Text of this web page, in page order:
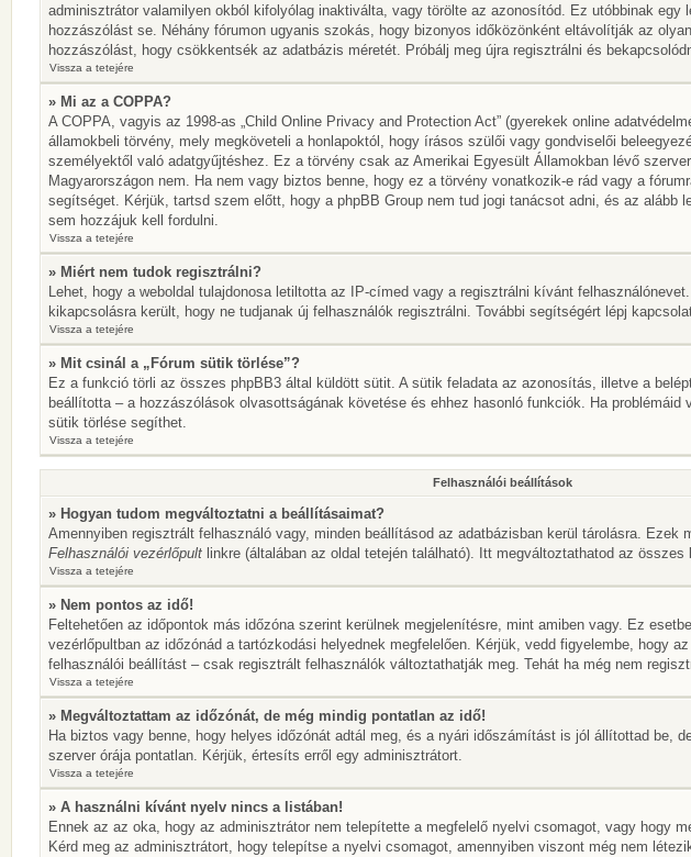
adminisztrátor valamilyen okból kifolyólag inaktiválta, vagy törölte az azonosítód. Ez utóbbinak egy
hozzászólást se. Néhány fórumon ugyanis szokás, hogy bizonyos időközönként eltávolítják az
hozzászólást, hogy csökkentsék az adatbázis méretét. Próbálj meg újra regisztrálni és
Vissza a tetejére
» Mi az a COPPA?
A COPPA, vagyis az 1998-as „Child Online Privacy and Protection Act” (gyerekek online
államokbeli törvény, mely megköveteli a honlapoktól, hogy írásos szülői vagy gondviselői
személyektől való adatgyűjtéshez. Ez a törvény csak az Amerikai Egyesült Államokban lévő
Magyarországon nem. Ha nem vagy biztos benne, hogy ez a törvény vonatkozik-e rád vagy a
segítséget. Kérjük, tartsd szem előtt, hogy a phpBB Group nem tud jogi tanácsot adni, és az alább
sem hozzájuk kell fordulni.
Vissza a tetejére
» Miért nem tudok regisztrálni?
Lehet, hogy a weboldal tulajdonosa letiltotta az IP-címed vagy a regisztrálni kívánt
kikapcsolásra került, hogy ne tudjanak új felhasználók regisztrálni. További segítségért lépj
Vissza a tetejére
» Mit csinál a „Fórum sütik törlése”?
Ez a funkció törli az összes phpBB3 által küldött sütit. A sütik feladata az azonosítás, illetve a
beállította – a hozzászólások olvasottságának követése és ehhez hasonló funkciók. Ha problémáid
sütik törlése segíthet.
Vissza a tetejére
Felhasználói beállítások
» Hogyan tudom megváltoztatni a beállításaimat?
Amennyiben regisztrált felhasználó vagy, minden beállításod az adatbázisban kerül tárolásra. Ezek
Felhasználói vezérlőpult linkre (általában az oldal tetején található). Itt megváltoztathatod az összes
Vissza a tetejére
» Nem pontos az idő!
Feltehetően az időpontok más időzóna szerint kerülnek megjelenítésre, mint amiben vagy. Ez
vezérlőpultban az időzónád a tartózkodási helyednek megfelelően. Kérjük, vedd figyelembe, hogy
felhasználói beállítást – csak regisztrált felhasználók változtathatják meg. Tehát ha még nem
Vissza a tetejére
» Megváltoztattam az időzónát, de még mindig pontatlan az idő!
Ha biztos vagy benne, hogy helyes időzónát adtál meg, és a nyári időszámítást is jól állítottad be,
szerver órája pontatlan. Kérjük, értesíts erről egy adminisztrátort.
Vissza a tetejére
» A használni kívánt nyelv nincs a listában!
Ennek az az oka, hogy az adminisztrátor nem telepítette a megfelelő nyelvi csomagot, vagy hogy
Kérd meg az adminisztrátort, hogy telepítse a nyelvi csomagot, amennyiben viszont még nem